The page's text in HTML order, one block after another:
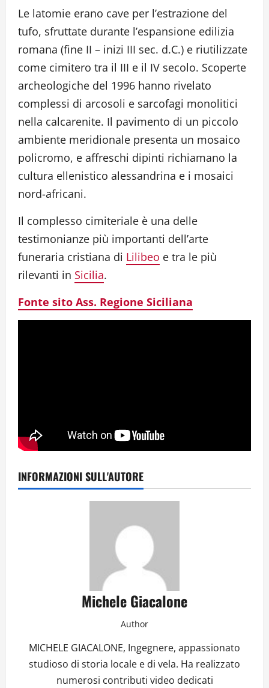
Le latomie erano cave per l’estrazione del
tufo, sfruttate durante l’espansione edilizia
romana (fine II – inizi III sec. d.C.) e riutilizzate
come cimitero tra il III e il IV secolo. Scoperte
archeologiche del 1996 hanno rivelato
complessi di arcosoli e sarcofagi monolitici
nella calcarenite. Il pavimento di un piccolo
ambiente meridionale presenta un mosaico
policromo, e affreschi dipinti richiamano la
cultura ellenistico alessandrina e i mosaici
nord-africani.
Il complesso cimiteriale è una delle
testimonianze più importanti dell’arte
funeraria cristiana di Lilibeo e tra le più
rilevanti in Sicilia.
Fonte sito Ass. Regione Siciliana
INFORMAZIONI SULL'AUTORE
Michele Giacalone
Author
MICHELE GIACALONE, Ingegnere, appassionato
studioso di storia locale e di vela. Ha realizzato
numerosi contributi video dedicati